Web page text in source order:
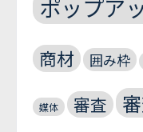
ポップア
商材 囲み枠
媒体 審査